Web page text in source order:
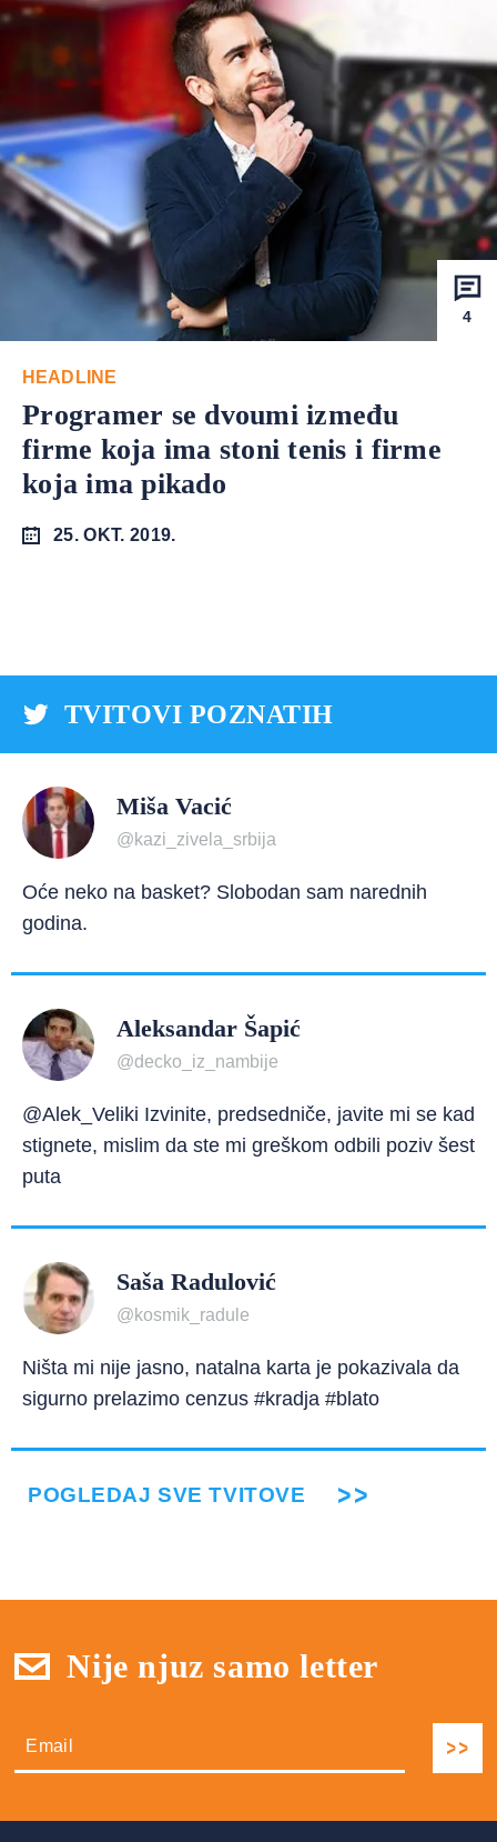
4
HEADLINE
Programer se dvoumi između
firme koja ima stoni tenis i firme
koja ima pikado
25. OKT. 2019.
TVITOVI POZNATIH
Miša Vacić
@kazi_zivela_srbija
Oće neko na basket? Slobodan sam narednih
godina.
Aleksandar Šapić
@decko_iz_nambije
@Alek_Veliki Izvinite, predsedniče, javite mi se kad
stignete, mislim da ste mi greškom odbili poziv šest
puta
Saša Radulović
@kosmik_radule
Ništa mi nije jasno, natalna karta je pokazivala da
sigurno prelazimo cenzus #kradja #blato
POGLEDAJ SVE TVITOVE
Nije njuz samo letter